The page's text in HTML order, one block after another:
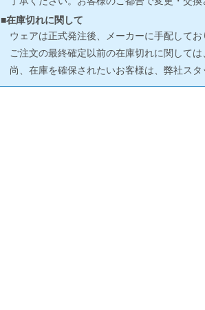
■在庫切れに関して
ウェアは正式発注後、メーカーに手配してお
ご注文の最終確定以前の在庫切れに関して
尚、在庫を確保されたいお客様は、弊社ス